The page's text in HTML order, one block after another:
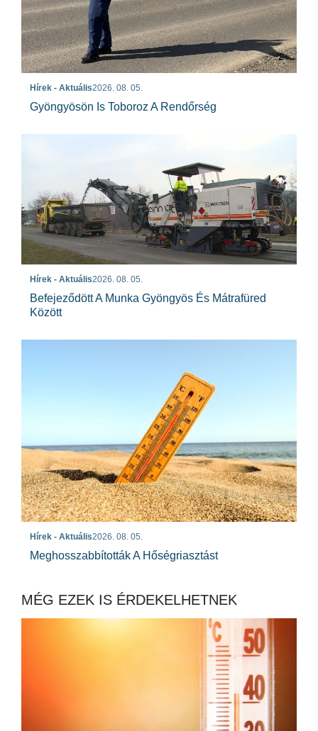
Hírek - Aktuális2026. 08. 05.
Gyöngyösön Is Toboroz A Rendőrség
Hírek - Aktuális2026. 08. 05.
Befejeződött A Munka Gyöngyös És Mátrafüred
Között
Hírek - Aktuális2026. 08. 05.
Meghosszabbították A Hőségriasztást
MÉG EZEK IS ÉRDEKELHETNEK